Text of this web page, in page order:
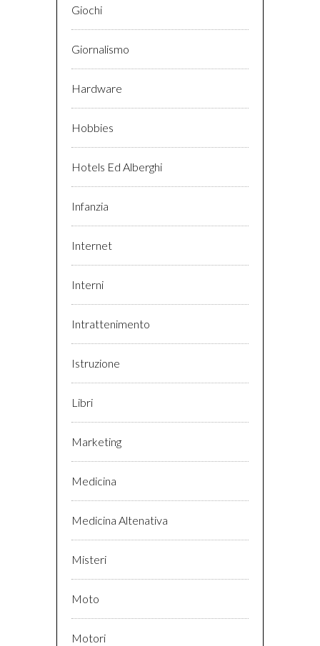
Giochi
Giornalismo
Hardware
Hobbies
Hotels Ed Alberghi
Infanzia
Internet
Interni
Intrattenimento
Istruzione
Libri
Marketing
Medicina
Medicina Altenativa
Misteri
Moto
Motori